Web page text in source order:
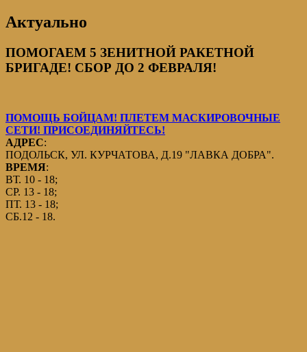
Актуально
ПОМОГАЕМ 5 ЗЕНИТНОЙ РАКЕТНОЙ
БРИГАДЕ! СБОР ДО 2 ФЕВРАЛЯ!
ПОМОЩЬ БОЙЦАМ! ПЛЕТЕМ МАСКИРОВОЧНЫЕ
СЕТИ! ПРИСОЕДИНЯЙТЕСЬ!
АДРЕС:
ПОДОЛЬСК, УЛ. КУРЧАТОВА, Д.19 "ЛАВКА ДОБРА".
ВРЕМЯ:
ВТ. 10 - 18;
СР. 13 - 18;
ПТ. 13 - 18;
СБ.12 - 18.